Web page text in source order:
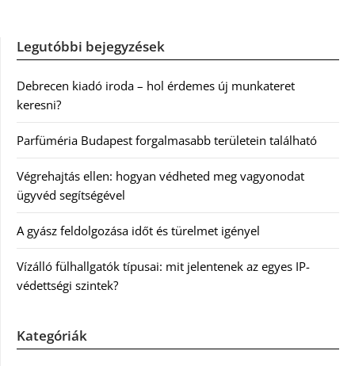
Legutóbbi bejegyzések
Debrecen kiadó iroda – hol érdemes új munkateret
keresni?
Parfüméria Budapest forgalmasabb területein található
Végrehajtás ellen: hogyan védheted meg vagyonodat
ügyvéd segítségével
A gyász feldolgozása időt és türelmet igényel
Vízálló fülhallgatók típusai: mit jelentenek az egyes IP-
védettségi szintek?
Kategóriák